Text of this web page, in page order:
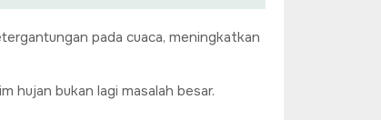
pada cuaca, meningkatkan
hujan bukan lagi masalah besar.